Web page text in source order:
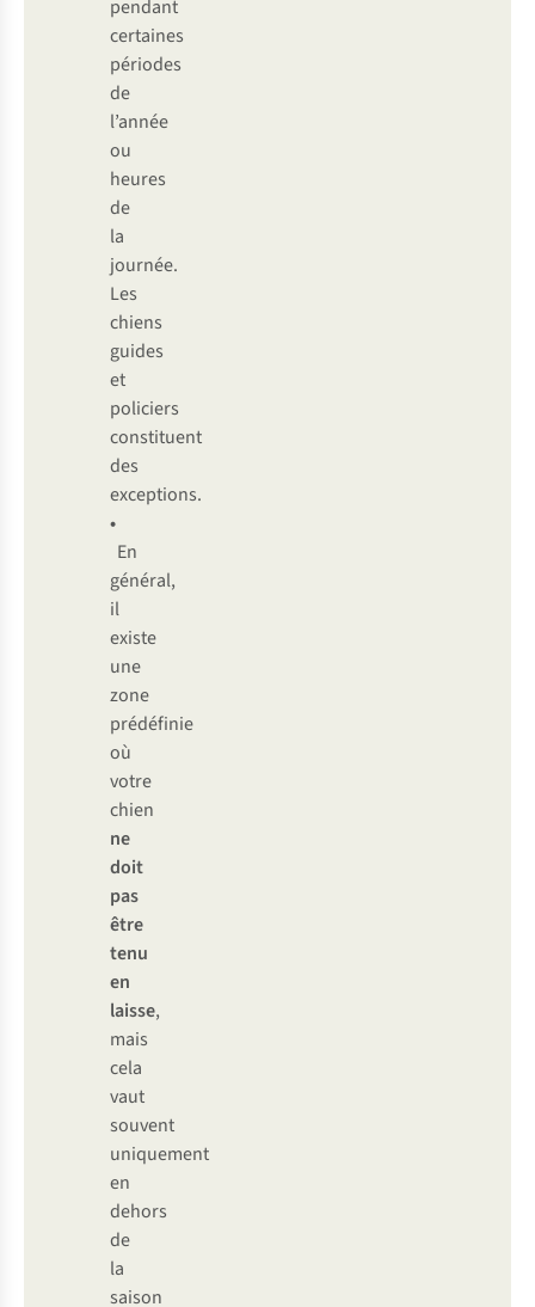
pendant
certaines
périodes
de
l’année
ou
heures
de
la
journée.
Les
chiens
guides
et
policiers
constituent
des
exceptions.
•
En
général,
il
existe
une
zone
prédéfinie
où
votre
chien
ne
doit
pas
être
tenu
en
laisse,
mais
cela
vaut
souvent
uniquement
en
dehors
de
la
saison